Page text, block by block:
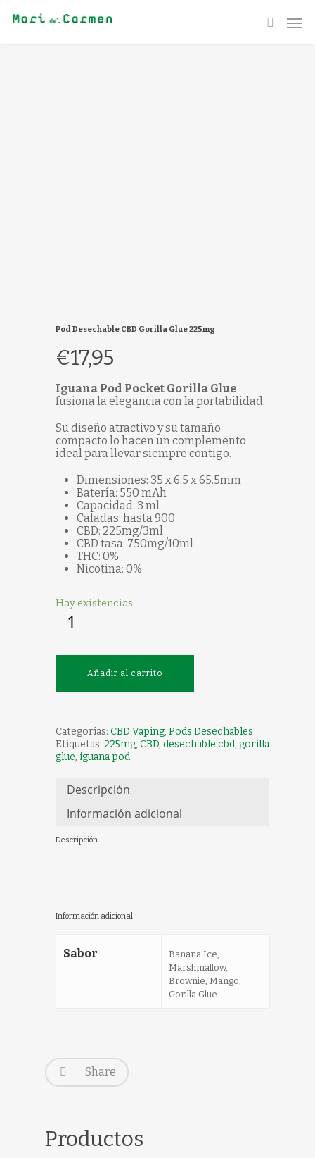
Pod Desechable CBD Gorilla Glue 225mg
€17,95
Iguana Pod Pocket Gorilla Glue
fusiona la elegancia con la portabilidad.
Su diseño atractivo y su tamaño
compacto lo hacen un complemento
ideal para llevar siempre contigo.
Dimensiones: 35 x 6.5 x 65.5mm
Batería: 550 mAh
Capacidad: 3 ml
Caladas: hasta 900
CBD: 225mg/3ml
CBD tasa: 750mg/10ml
THC: 0%
Nicotina: 0%
Hay existencias
Añadir al carrito
Categorías: CBD Vaping, Pods Desechables
Etiquetas: 225mg, CBD, desechable cbd, gorilla
glue, iguana pod
Descripción
Información adicional
Descripción
Información adicional
Sabor
Banana Ice,
Marshmallow,
Brownie, Mango,
Gorilla Glue
Share
Productos